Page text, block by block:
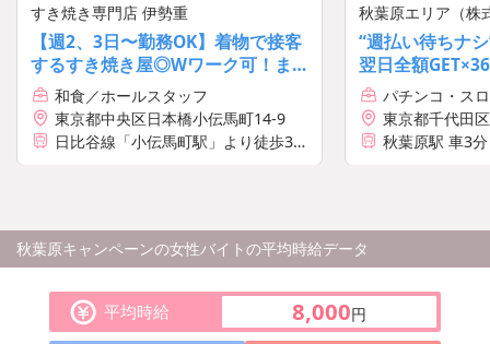
すき焼き専門店 伊勢重
【週2、3日〜勤務OK】着物で接客
するすき焼き屋◎Wワーク可！ま
かないあり☆交通費全額支給♪
和食／ホールスタッフ
東京都中央区日本橋小伝馬町14-9
日比谷線「小伝馬町駅」より徒歩3分
都営浅草線「東日本橋駅」より徒歩
10分
秋葉原エリア（株
“週払い待ちナ
翌日全額
パチンコ・ス
フ
東京都千代田
秋葉原駅 車3
・JR総武線 秋
・つくばエク
・東京メトロ
秋葉原キャンペーンの女性バイトの平均時給データ
平均時給 8,000円